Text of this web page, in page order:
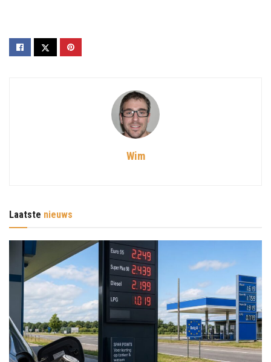
Wim
Laatste nieuws